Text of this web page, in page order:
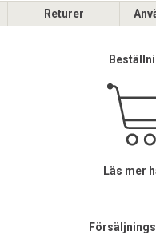
Returer
Läs mer